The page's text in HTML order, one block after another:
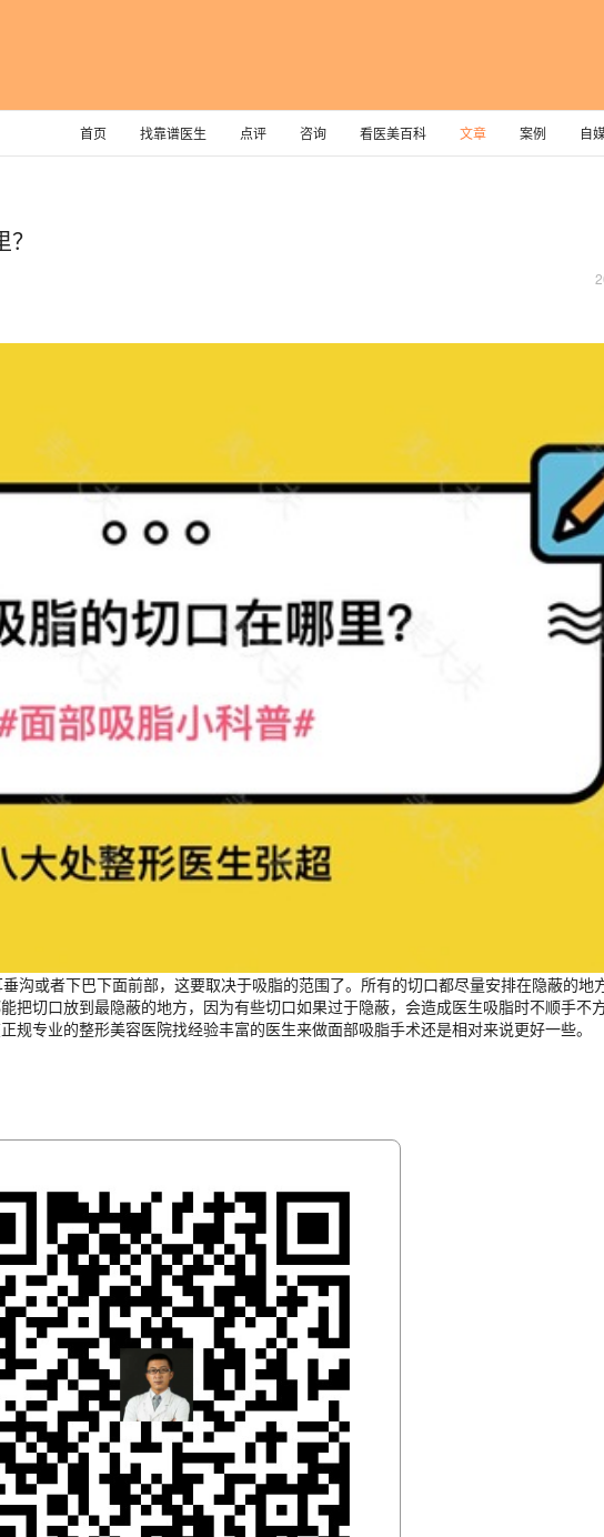
首页 找靠谱医生 点评 咨询 看医美百科 文章 案例 自
沟或者下巴下面前部，这要取决于吸脂的范围了。所有的切口都尽量安排在隐蔽的地
把切口放到最隐蔽的地方，因为有些切口如果过于隐蔽，会造成医生吸脂时不顺手不
规专业的整形美容医院找经验丰富的医生来做面部吸脂手术还是相对来说更好一些。